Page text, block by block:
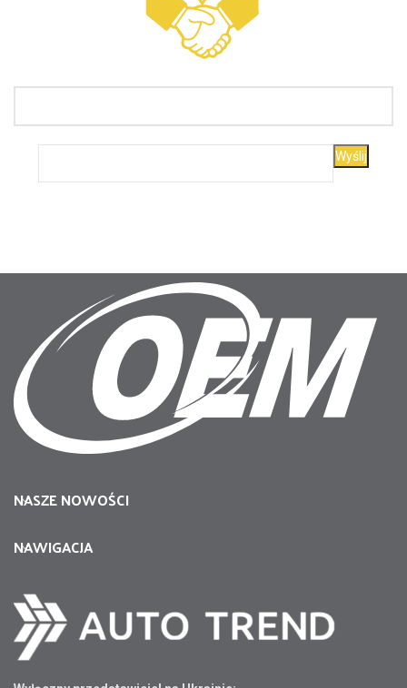
NASZE NOWOŚCI
NAWIGACJA